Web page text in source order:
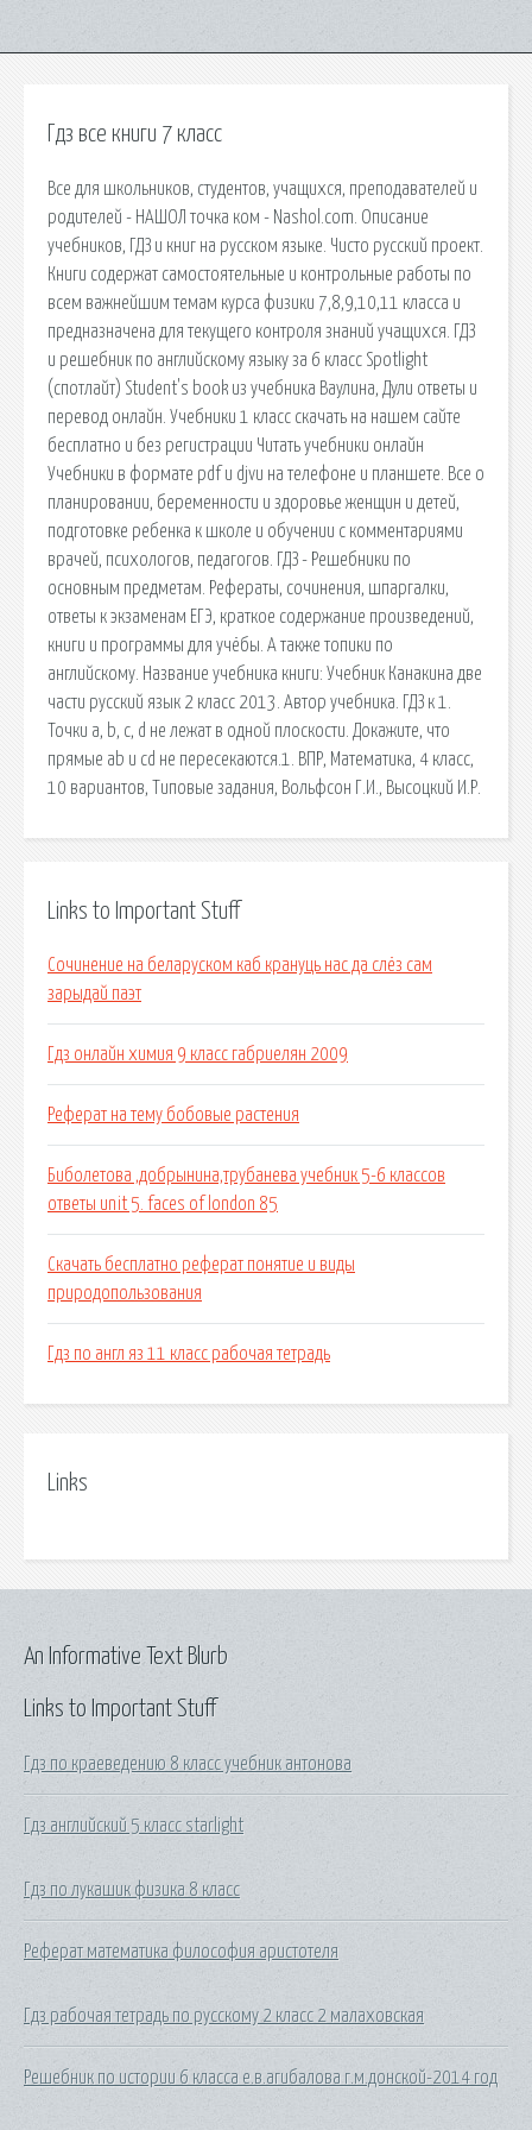
Гдз все книги 7 класс
Все для школьников, студентов, учащихся, преподавателей и
родителей - НАШОЛ точка ком - Nashol.com. Описание
учебников, ГДЗ и книг на русском языке. Чисто русский проект.
Книги содержат самостоятельные и контрольные работы по
всем важнейшим темам курса физики 7,8,9,10,11 класса и
предназначена для текущего контроля знаний учащихся. ГДЗ
и решебник по английскому языку за 6 класс Spotlight
(спотлайт) Student's book из учебника Ваулина, Дули ответы и
перевод онлайн. Учебники 1 класс скачать на нашем сайте
бесплатно и без регистрации Читать учебники онлайн
Учебники в формате pdf и djvu на телефоне и планшете. Все о
планировании, беременности и здоровье женщин и детей,
подготовке ребенка к школе и обучении с комментариями
врачей, психологов, педагогов. ГДЗ - Решебники по
основным предметам. Рефераты, сочинения, шпаргалки,
ответы к экзаменам ЕГЭ, краткое содержание произведений,
книги и программы для учёбы. А также топики по
английскому. Название учебника книги: Учебник Канакина две
части русский язык 2 класс 2013. Автор учебника. ГДЗ к 1.
Точки a, b, c, d не лежат в одной плоскости. Докажите, что
прямые ab и cd не пересекаются.1. ВПР, Математика, 4 класс,
10 вариантов, Типовые задания, Вольфсон Г.И., Высоцкий И.Р.
Links to Important Stuff
Сочинение на беларуском каб крануць нас да слёз сам
зарыдай паэт
Гдз онлайн химия 9 класс габриелян 2009
Реферат на тему бобовые растения
Биболетова ,добрынина,трубанева учебник 5-6 классов
ответы unit 5. faces of london 85
Скачать бесплатно реферат понятие и виды
природопользования
Гдз по англ яз 11 класс рабочая тетрадь
Links
Links to Important Stuff
Гдз по краеведению 8 класс учебник антонова
Гдз английский 5 класс starlight
Гдз по лукашик физика 8 класс
Реферат математика философия аристотеля
Гдз рабочая тетрадь по русскому 2 класс 2 малаховская
Решебник по истории 6 класса е.в.агибалова г.м.донской-2014 год
An Informative Text Blurb